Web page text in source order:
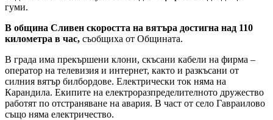
гуми.
В община Сливен скоростта на вятъра достигна над 110
километра в час, съобщиха от Общината.
В града има прекършени клони, скъсани кабели на фирма –
оператор на телевизия и интернет, както и разкъсани от
силния вятър билбордове. Електрически ток няма на
Карандила. Екипите на електроразпределителното дружество
работят по отстраняване на авария. В част от село Гавраилово
също няма електричество.